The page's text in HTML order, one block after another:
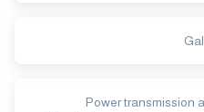
Power transmission